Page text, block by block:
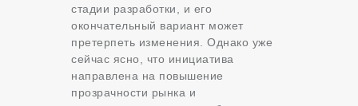
стадии разработки, и его
окончательный вариант может
претерпеть изменения. Однако уже
сейчас ясно, что инициатива
направлена на повышение
прозрачности рынка и